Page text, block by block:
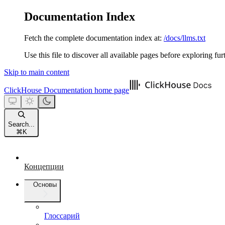
Documentation Index
Fetch the complete documentation index at: /docs/llms.txt
Use this file to discover all available pages before exploring
Skip to main content
ClickHouse Documentation home page
Search...
⌘ K
Концепции
Основы
Глоссарий